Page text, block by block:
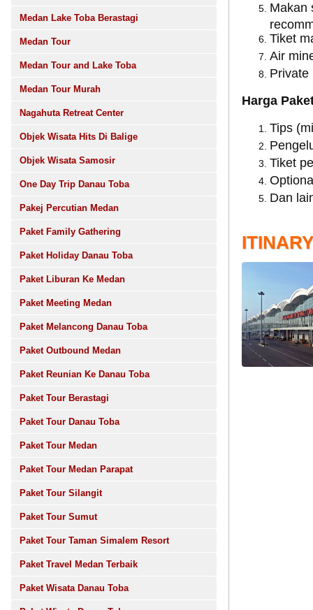
Medan Lake Toba Berastagi
Medan Tour
Medan Tour and Lake Toba
Medan Tour Murah
Nagahuta Retreat Center
Objek Wisata Hits Di Balige
Objek Wisata Samosir
One Day Trip Danau Toba
Pakej Percutian Medan
Paket Family Gathering
Paket Holiday Danau Toba
Paket Liburan Ke Medan
Paket Meeting Medan
Paket Melancong Danau Toba
Paket Outbound Medan
Paket Reunian Ke Danau Toba
Paket Tour Berastagi
Paket Tour Danau Toba
Paket Tour Medan
Paket Tour Medan Parapat
Paket Tour Silangit
Paket Tour Sumut
Paket Tour Taman Simalem Resort
Paket Travel Medan Terbaik
Paket Wisata Danau Toba
Makan
Tiket
Air
Private
Harga
Tips
Tiket
Dan